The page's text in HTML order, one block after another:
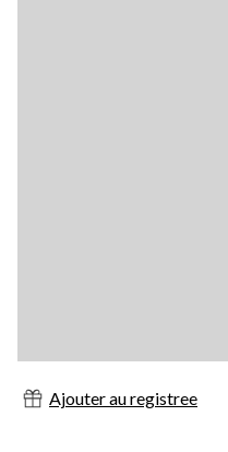
Ajouter au registree